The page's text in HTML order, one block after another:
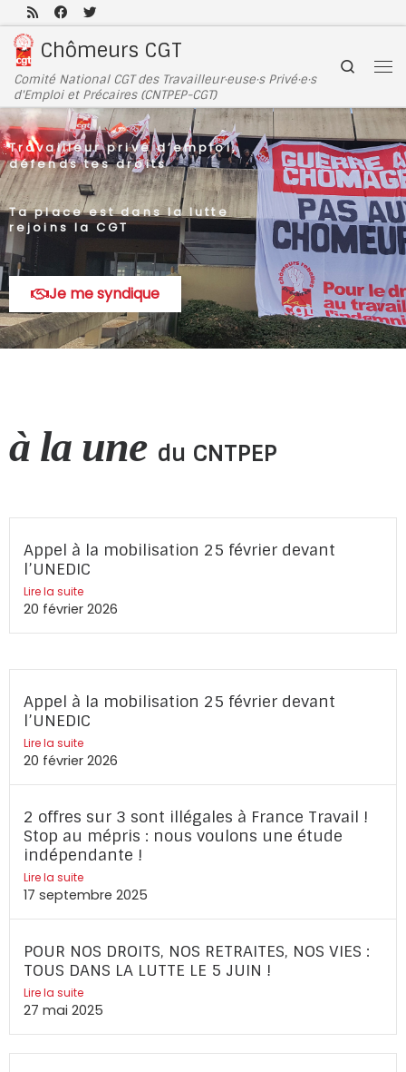
Passer au contenu
Chômeurs CGT
Comité National CGT des Travailleur·euse·s Privé·e·s
d'Emploi et Précaires (CNTPEP-CGT)
Search
Travailleur privé d’emploi,
défends tes droits
Ta place est dans la lutte
rejoins la CGT
Je me syndique
à la une du CNTPEP
Appel à la mobilisation 25 février devant
l’UNEDIC
Lire la suite
20 février 2026
Appel à la mobilisation 25 février devant
l’UNEDIC
Lire la suite
20 février 2026
2 offres sur 3 sont illégales à France Travail !
Stop au mépris : nous voulons une étude
indépendante !
Lire la suite
17 septembre 2025
POUR NOS DROITS, NOS RETRAITES, NOS VIES :
TOUS DANS LA LUTTE LE 5 JUIN !
Lire la suite
27 mai 2025